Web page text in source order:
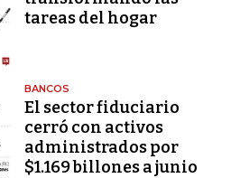
tareas del hogar
BANCOS
El sector fiduciario
cerró con activos
administrados por
$1.169 billones a junio